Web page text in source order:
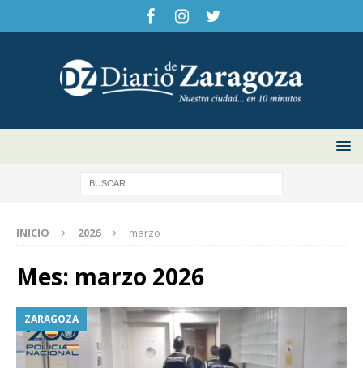
INICIO 2026 marzo
Mes: marzo 2026
ZARAGOZA